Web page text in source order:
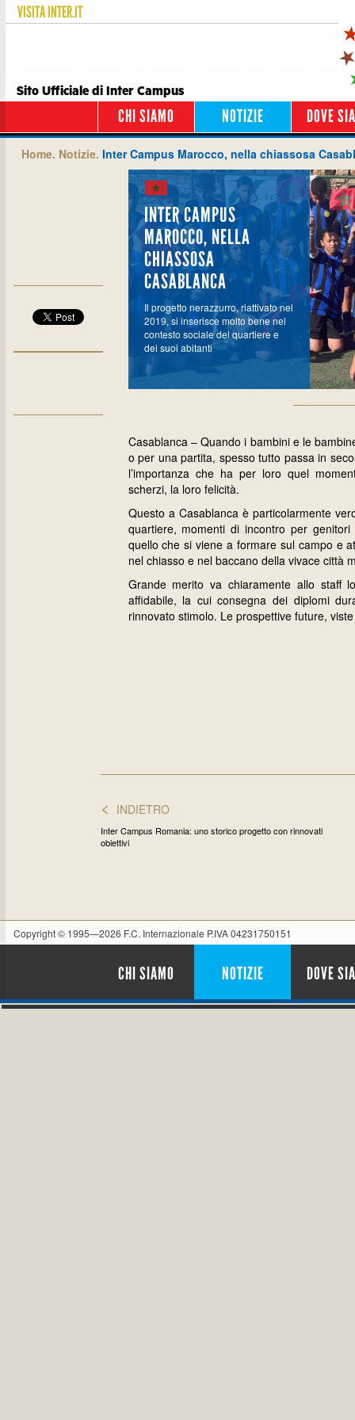
VISITAINTER.IT
Sito Ufficiale di Inter Campus
CHI SIAMO NOTIZIE DOVE
Home. Notizie. Inter Campus Marocco, nella chiassosa
INTER CAMPUS
MAROCCO, NELLA
CHIASSOSA
CASABLANCA
Il progetto nerazzurro, riattivato nel
2019, si inserisce molto bene nel
contesto sociale del quartiere e
dei suoi abitanti
Casablanca – Quando i bambini e le
o per una partita, spesso tutto passa in
l’importanza che ha per loro quel
scherzi, la loro felicità.
Questo a Casablanca è particolarmente
quartiere, momenti di incontro per
quello che si viene a formare sul campo e
nel chiasso e nel baccano della vivace città
Grande merito va chiaramente allo staff
affidabile, la cui consegna dei diplomi
rinnovato stimolo. Le prospettive future,
< INDIETRO
Inter Campus Romania: uno storico progetto con rinnovati
obiettivi
Copyright © 1995—2026 F.C. Internazionale P.IVA 04231750151
CHI SIAMO NOTIZIE DOVE